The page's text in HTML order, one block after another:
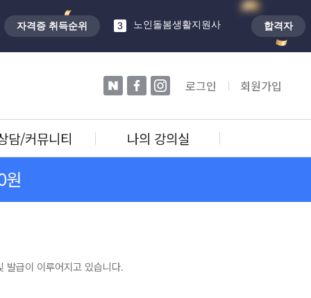
자격증 취득순위 4 학교안전지도사
5 자전거정비지도사
합격자
네이버페이스북
인스타 로그인 회원가입
담/커뮤니티 나의 강의실
원
발급이 이루어지고 있습니다.